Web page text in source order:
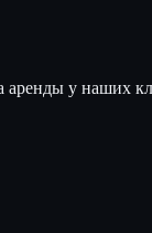
аренды у